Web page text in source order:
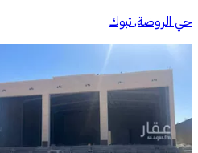
حي الروضة, تبوك